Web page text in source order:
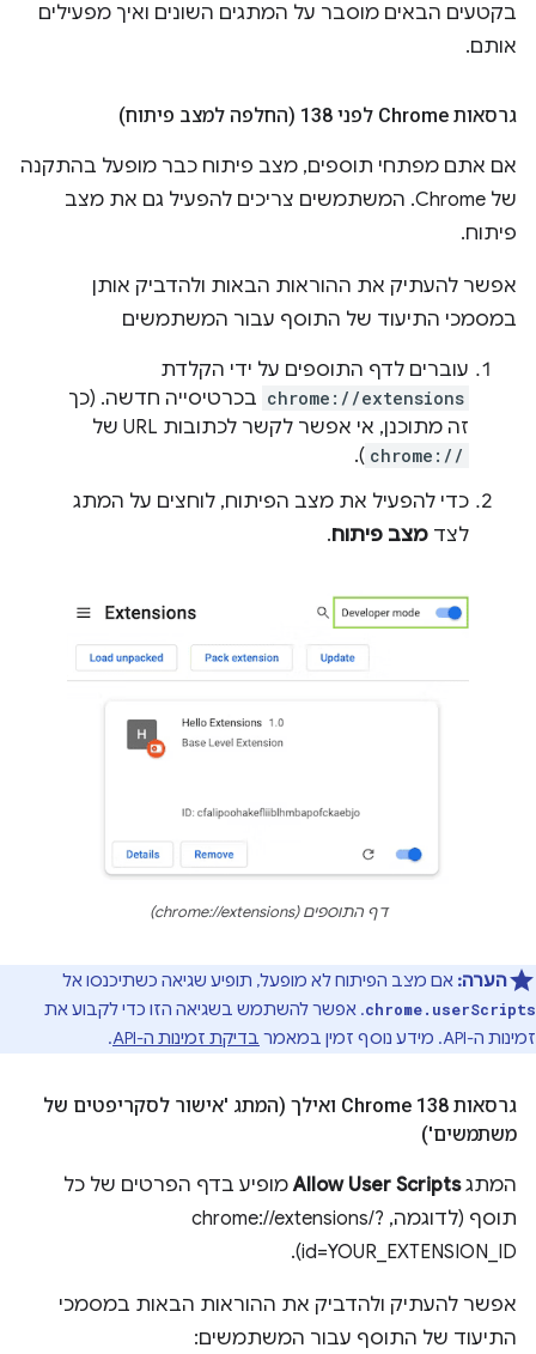
בקטעים הבאים מוסבר על המתגים השונים ואיך מפעילים
אותם.
גרסאות Chrome לפני 138 (החלפה למצב פיתוח)
אם אתם מפתחי תוספים, מצב פיתוח כבר מופעל בהתקנה
של Chrome. המשתמשים צריכים להפעיל גם את מצב
פיתוח.
אפשר להעתיק את ההוראות הבאות ולהדביק אותן
במסמכי התיעוד של התוסף עבור המשתמשים
עוברים לדף התוספים על ידי הקלדת
chrome://extensions בכרטיסייה חדשה. (כך
זה מתוכנן, אי אפשר לקשר לכתובות URL של
chrome://
).
כדי להפעיל את מצב הפיתוח, לוחצים על המתג
לצד מצב פיתוח.
דף התוספים (chrome://extensions)
הערה: אם מצב הפיתוח לא מופעל, תופיע שגיאה כשתיכנסו אל
chrome.userScripts. אפשר להשתמש בשגיאה הזו כדי לקבוע את
זמינות ה-API. מידע נוסף זמין במאמר
בדיקת זמינות ה-API .
גרסאות Chrome 138 ואילך (המתג 'אישור לסקריפטים של
משתמשים')
המתגAllow User Scriptsמופיע בדף הפרטים של כל
תוסף (לדוגמה, chrome://extensions/?
id=YOUR_EXTENSION_ID).
אפשר להעתיק ולהדביק את ההוראות הבאות במסמכי
התיעוד של התוסף עבור המשתמשים: